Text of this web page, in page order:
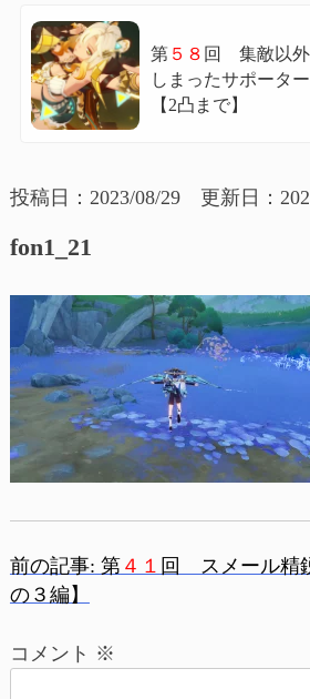
第５８ 回 集敵以外
しまったサポータ
【2凸まで】
投稿日：2023/08/29 更新日：
fon1_21
投
前の記事: 第４１ 回 スメール精
の３編】
コメント ※